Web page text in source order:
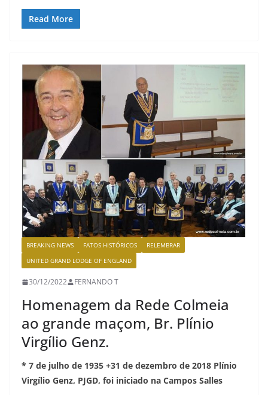
Read More
BREAKING NEWS FATOS HISTÓRICOS
RELEMBRAR
UNITED GRAND LODGE OF ENGLAND
30/12/2022 FERNANDO T
Homenagem da Rede Colmeia
ao grande maçom, Br. Plínio
Virgílio Genz.
* 7 de julho de 1935 +31 de dezembro de 2018 Plínio
Virgílio Genz, PJGD, foi iniciado na Campos Salles